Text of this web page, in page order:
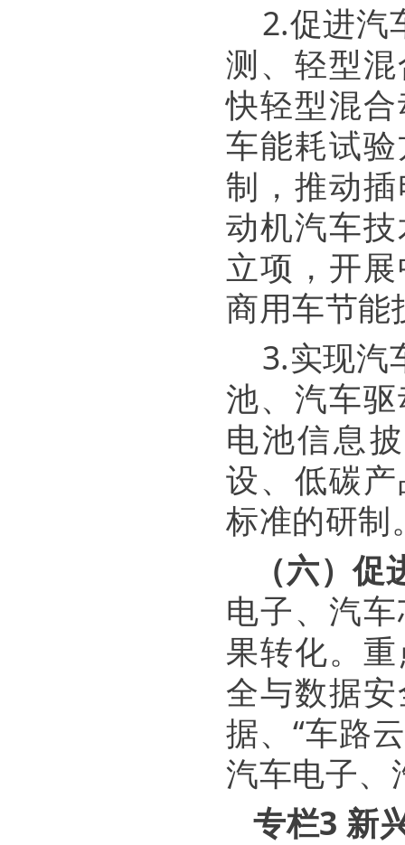
2.促进汽
测、轻型
快轻型混
车能耗试
制，推动
动机汽车
立项，开
商用车节能
3.实现汽
池、汽车
电池信息
设、低碳
标准的研制
（六）
电子、汽
果转化。
全与数据
据、“车路
汽车电子、
专栏3 新